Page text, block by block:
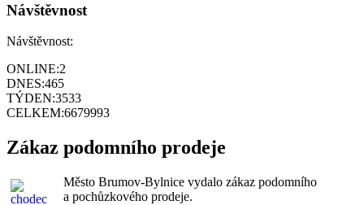
Návštěvnost
Návštěvnost:
ONLINE:2
DNES:465
TÝDEN:3533
CELKEM:6679993
Zákaz podomního prodeje
Město Brumov-Bylnice vydalo zákaz podomního
a pochůzkového prodeje.